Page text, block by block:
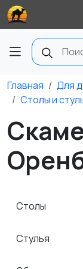
Главная Для
Столы и
Столы
Стулья